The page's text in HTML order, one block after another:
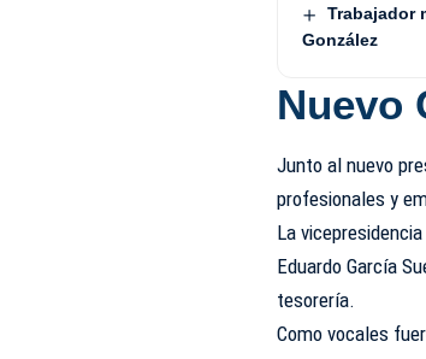
Trabajador
González
Nuevo
Junto al nuevo
profesionales y
La
Eduardo García
tesorería.
Como vocales